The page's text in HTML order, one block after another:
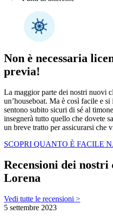
Non è necessaria
previa!
La maggior parte dei nostri nuovi
un’houseboat. Ma è così facile e
sentono subito sicuri di sé al
insegnerà tutto quello che dovete
un breve tratto per assicurarsi che
SCOPRI QUANTO È FACILE
Recensioni dei nostri
Lorena
Vedi tutte le recensioni >
5 settembre 2023